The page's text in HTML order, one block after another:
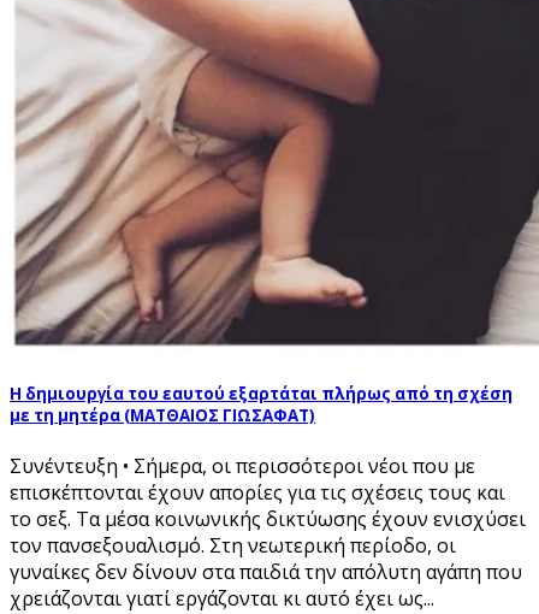
Η δημιουργία του εαυτού εξαρτάται πλήρως από τη σχέση
με τη μητέρα (ΜΑΤΘΑΙΟΣ ΓΙΩΣΑΦΑΤ)
Συνέντευξη • Σήμερα, οι περισσότεροι νέοι που με
επισκέπτονται έχουν απορίες για τις σχέσεις τους και
το σεξ. Τα μέσα κοινωνικής δικτύωσης έχουν ενισχύσει
τον πανσεξουαλισμό. Στη νεωτερική περίοδο, οι
γυναίκες δεν δίνουν στα παιδιά την απόλυτη αγάπη που
χρειάζονται γιατί εργάζονται κι αυτό έχει ως...